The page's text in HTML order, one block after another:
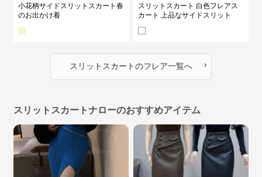
小花柄サイドスリットスカート春
のお出かけ着
スリットスカート 白色フレアス
カート 上品なサイドスリット
スリットスカート のフレア一覧へ ›
スリットスカートナローのおすすめアイテム